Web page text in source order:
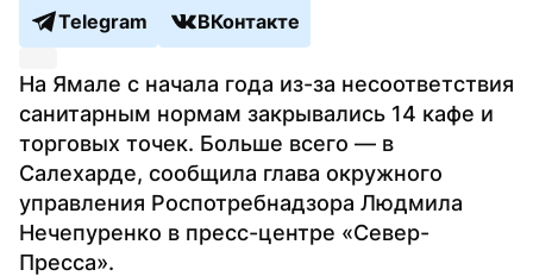
Telegram
ВКонтакте
На Ямале с начала года из-за несоответствия
санитарным нормам закрывались 14 кафе и
торговых точек. Больше всего — в
Салехарде, сообщила глава окружного
управления Роспотребнадзора Людмила
Нечепуренко в пресс-центре «Север-
Пресса».